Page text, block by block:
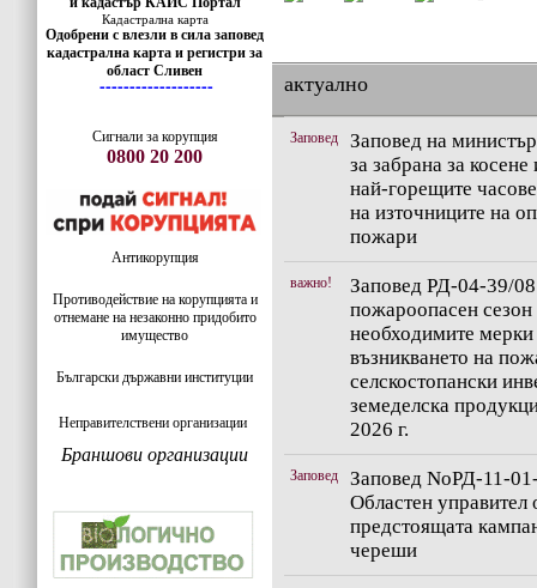
Кадастрална карта
Одобрени с влезли в сила заповед
кадастрална карта и регистри за
област Сливен
-------------------
Сигнали за корупция
0800 20 200
Антикорупция
Противодействие на корупцията и
отнемане на незаконно придобито
имущество
Български държавни институции
Неправителствени организации
Браншови организации
актуално
Заповед
Заповед на
за забрана за
най-горещите
на източниците на
пожари
важно!
Заповед РД-04-39/
пожароопасен
необходимите
възникването на
селскостопански
земеделска
2026 г.
Заповед
Заповед NoРД-11-
Областен управител
предстоящата
череши